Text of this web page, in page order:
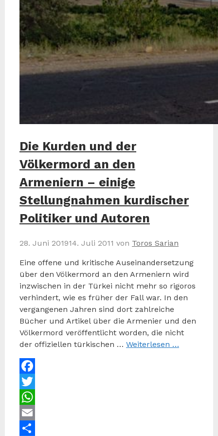
Die Kurden und der
Völkermord an den
Armeniern – einige
Stellungnahmen kurdischer
Politiker und Autoren
28. Juni 201914. Juli 2011 von Toros Sarian
Eine offene und kritische Auseinandersetzung
über den Völkermord an den Armeniern wird
inzwischen in der Türkei nicht mehr so rigoros
verhindert, wie es früher der Fall war. In den
vergangenen Jahren sind dort zahlreiche
Bücher und Artikel über die Armenier und den
Völkermord veröffentlicht worden, die nicht
der offiziellen türkischen … Weiterlesen …
Facebook
Twitter
WhatsApp
Email